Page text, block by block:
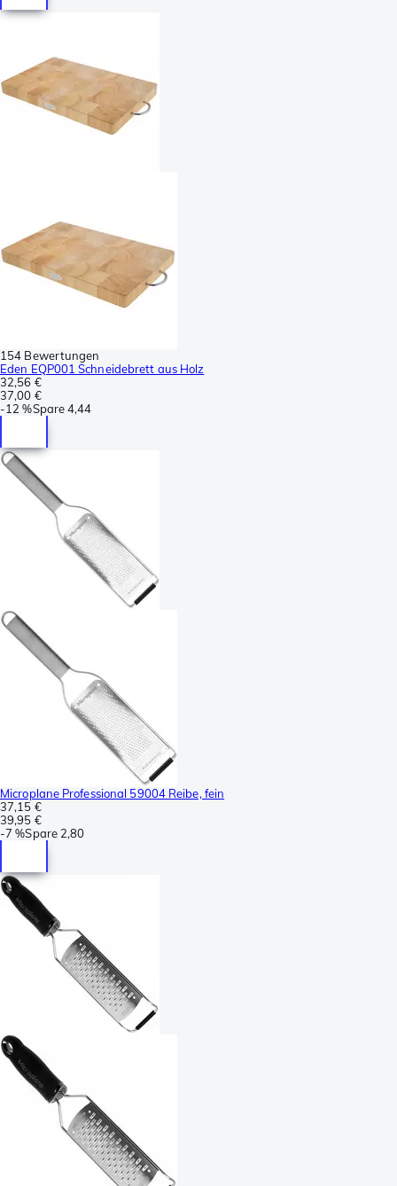
154 Bewertungen
Eden EQP001 Schneidebrett aus Holz
32,56 €
37,00 €
-12 %Spare4,44
Microplane Professional 59004 Reibe, fein
37,15 €
39,95 €
-7 %Spare 2,80